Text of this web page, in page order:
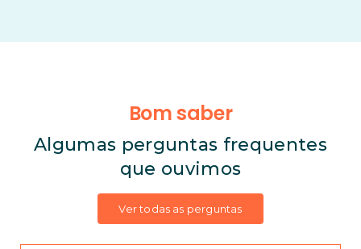
Bom saber
Algumas perguntas frequentes
que ouvimos
Ver todas as perguntas